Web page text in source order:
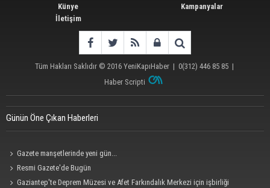
Künye
İletişim
Kampanyalar
Tüm Hakları Saklıdır © 2016 YeniKapıHaber| 0(312) 446 85 85|
Haber Scripti
Günün Öne Çıkan Haberleri
Gazete manşetlerinde yeni gün...
Resmi Gazete'de Bugün
Gaziantep'te Deprem Müzesi ve Afet Farkındalık Merkezi için işbirliği